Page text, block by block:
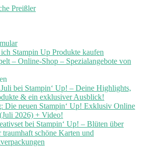
Stampin Up Produkte kaufen
– Online-Shop – Spezialangebote von
bei Stampin‘ Up! – Deine Highlights,
& ein exklusiver Ausblick!
Die neuen Stampin‘ Up! Exklusiv Online
2026) + Video!
bei Stampin‘ Up! – Blüten über
schöne Karten und